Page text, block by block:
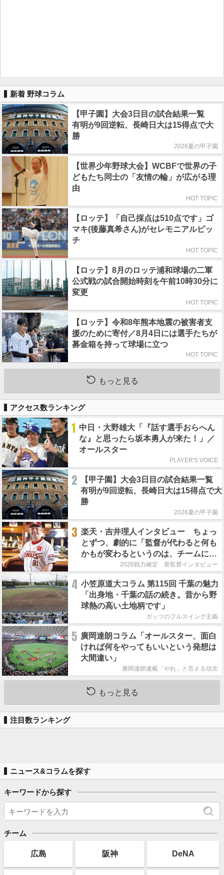
新着 野球コラム
【甲子園】大会3日目の試合結果一覧
有明が9回逆転、長崎日大は15得点で大
勝
2026夏の甲子園
【世界少年野球大会】WCBFで世界の子
どもたち同士の「友情の輪」が広がる理
由
HOT TOPIC
【ロッテ】「自己採点は510点です」ゴ
マキ(後藤真希さん)がセレモニアルピッ
チ
HOT TOPIC
【ロッテ】8月のロッテ浦和球場の二軍
公式戦の試合開始時刻を午前10時30分に
変更
HOT TOPIC
【ロッテ】令和8年熊本地震の被害者支
援のために寄付／8月4日には選手たちが
募金箱を持って球場に立つ
HOT TOPIC
もっと見る
アクセス数ランキング
1 中日・大野雄大「『話す選手おらへん
な』と思ったら坂本勇人が来た！」／
オールスター
PLAYER'S VOICE
2
【甲子園】大会3日目の試合結果一覧
有明が9回逆転、長崎日大は15得点で大
勝
2026夏の甲子園
3 楽天・吉井理人インタビュー ちょっ
とずつ、劇的に「監督が代わると何も
かもが変わるというのは、チームにと
って良くないことなんです」
2026戦力確定 新監督インタビュー
4 小笠原道大コラム 第115回 千葉の魅力
「出身地・千葉の話の続き。昔から野
球熱の高い土地柄です」
ガッツのフルスイング主義
5 廣岡達朗コラム「オールスター、面白
ければ何をやってもいいという発想は
大間違い」
廣岡達朗連載「やれ」と言える信念
もっと見る
注目数ランキング
ニュース&コラムを探す
キーワードから探す
チーム
広島 阪神 DeNA